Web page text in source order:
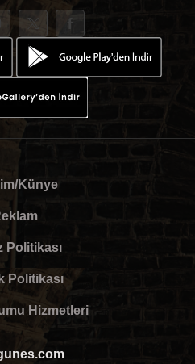
Künye
Politikası
Politikası
Hizmetleri